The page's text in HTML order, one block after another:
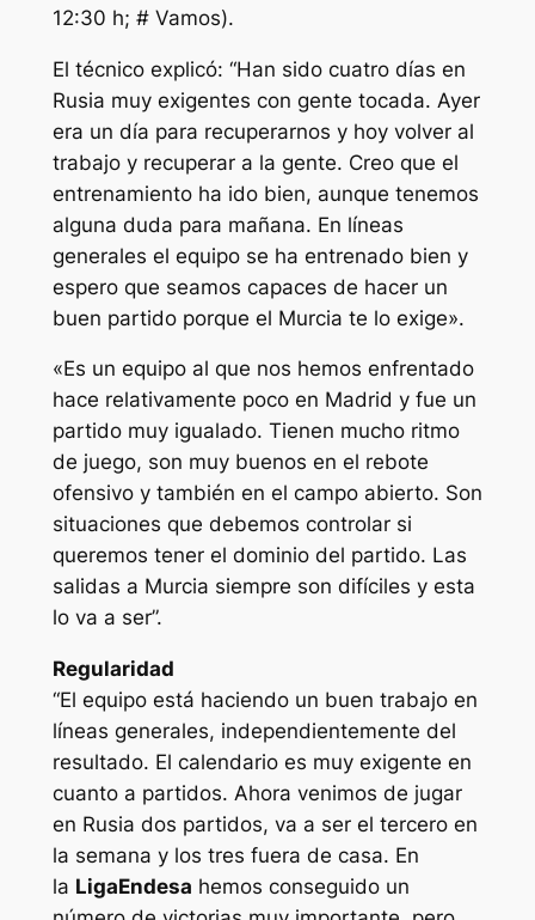
12:30 h; # Vamos).
El técnico explicó: “Han sido cuatro días en
Rusia muy exigentes con gente tocada. Ayer
era un día para recuperarnos y hoy volver al
trabajo y recuperar a la gente. Creo que el
entrenamiento ha ido bien, aunque tenemos
alguna duda para mañana. En líneas
generales el equipo se ha entrenado bien y
espero que seamos capaces de hacer un
buen partido porque el Murcia te lo exige».
«Es un equipo al que nos hemos enfrentado
hace relativamente poco en Madrid y fue un
partido muy igualado. Tienen mucho ritmo
de juego, son muy buenos en el rebote
ofensivo y también en el campo abierto. Son
situaciones que debemos controlar si
queremos tener el dominio del partido. Las
salidas a Murcia siempre son difíciles y esta
lo va a ser”.
Regularidad
“El equipo está haciendo un buen trabajo en
líneas generales, independientemente del
resultado. El calendario es muy exigente en
cuanto a partidos. Ahora venimos de jugar
en Rusia dos partidos, va a ser el tercero en
la semana y los tres fuera de casa. En
la LigaEndesa hemos conseguido un